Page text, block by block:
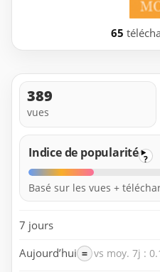
65
389
vues
Indice de popularité ?
Basé sur les vues +
7 jours
Aujourd’hui = vs moy. 7j :